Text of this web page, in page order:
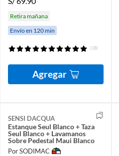
Retira mañana
Envío en 120 min
(18)
Agregar
SENSI DACQUA
Estanque Seul Blanco + Taza
Seul Blanco + Lavamanos
Sobre Pedestal Maui Blanco
Por SODIMAC